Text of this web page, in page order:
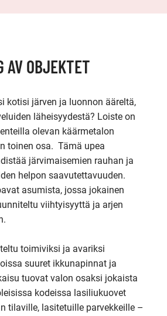
AV OBJEKTET
kotisi järven ja luonnon ääreltä,
läheisyydestä? Loiste on
olevan käärmetalon
toinen osa.  Tämä upea
järvimaisemien rauhan ja
helpon saavutettavuuden.
asumista, jossa jokainen
viihtyisyyttä ja arjen
toimiviksi ja avariksi
suuret ikkunapinnat ja
tuovat valon osaksi jokaista
kodeissa lasiliukuovet
tilaville, lasitetuille parvekkeille –